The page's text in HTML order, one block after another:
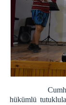
Cumhuriyet
hükümlü